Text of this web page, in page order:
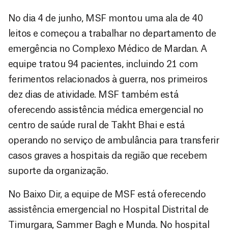
No dia 4 de junho, MSF montou uma ala de 40
leitos e começou a trabalhar no departamento de
emergência no Complexo Médico de Mardan. A
equipe tratou 94 pacientes, incluindo 21 com
ferimentos relacionados à guerra, nos primeiros
dez dias de atividade. MSF também está
oferecendo assistência médica emergencial no
centro de saúde rural de Takht Bhai e está
operando no serviço de ambulância para transferir
casos graves a hospitais da região que recebem
suporte da organização.
No Baixo Dir, a equipe de MSF está oferecendo
assistência emergencial no Hospital Distrital de
Timurgara, Sammer Bagh e Munda. No hospital